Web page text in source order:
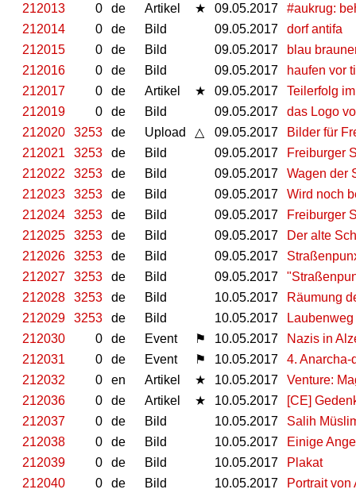
212013
0 de Artikel ★ 09.05.2017
#aukrug:
212014
0 de Bild 09.05.2017
dorf antifa
212015
0 de Bild 09.05.2017
blau
212016
0 de Bild 09.05.2017
haufen vor
212017
0 de Artikel ★ 09.05.2017
Teilerfolg
212019
0 de Bild 09.05.2017
das Logo
212020
3253 de Upload △ 09.05.2017
Bilder für
212021
3253 de Bild 09.05.2017
Freiburger
212022
3253 de Bild 09.05.2017
Wagen der
212023
3253 de Bild 09.05.2017
Wird noch
212024
3253 de Bild 09.05.2017
Freiburger
212025
3253 de Bild 09.05.2017
Der alte
212026
3253 de Bild 09.05.2017
212027
3253 de Bild 09.05.2017
212028
3253 de Bild 10.05.2017
Räumung
212029
3253 de Bild 10.05.2017
212030
0 de Event ⚑ 10.05.2017
Nazis in
212031
0 de Event ⚑ 10.05.2017
4. Anarcha-
212032
0 en Artikel ★ 10.05.2017
Venture:
212036
0 de Artikel ★ 10.05.2017
[CE]
212037
0 de Bild 10.05.2017
Salih
212038
0 de Bild 10.05.2017
Einige
212039
0 de Bild 10.05.2017
Plakat
212040
0 de Bild 10.05.2017
Portrait von